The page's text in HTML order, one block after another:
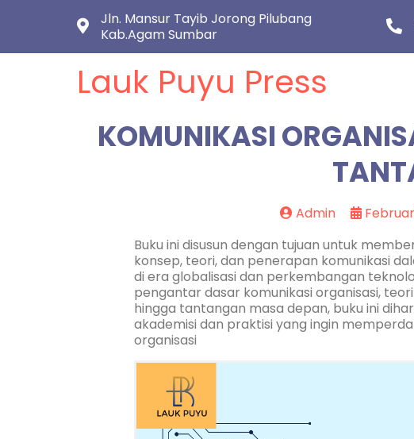
Jln. Mansur Tayib Jorong Pilubang
Kab.Agam Sumbar
Lauk Puyu Press
KOMUNIKASI
Admin
Buku ini disusun dengan tujuan untuk
konsep, teori, dan penerapan komunikasi
di era globalisasi dan perkembangan
pengantar dasar komunikasi organisasi,
hingga tantangan masa depan, buku ini
akademisi dan praktisi yang ingin
organisasi